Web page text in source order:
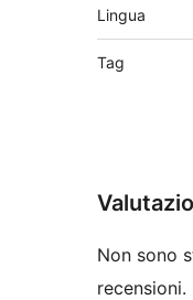
Lingua
Tag
Non sono
recensioni.